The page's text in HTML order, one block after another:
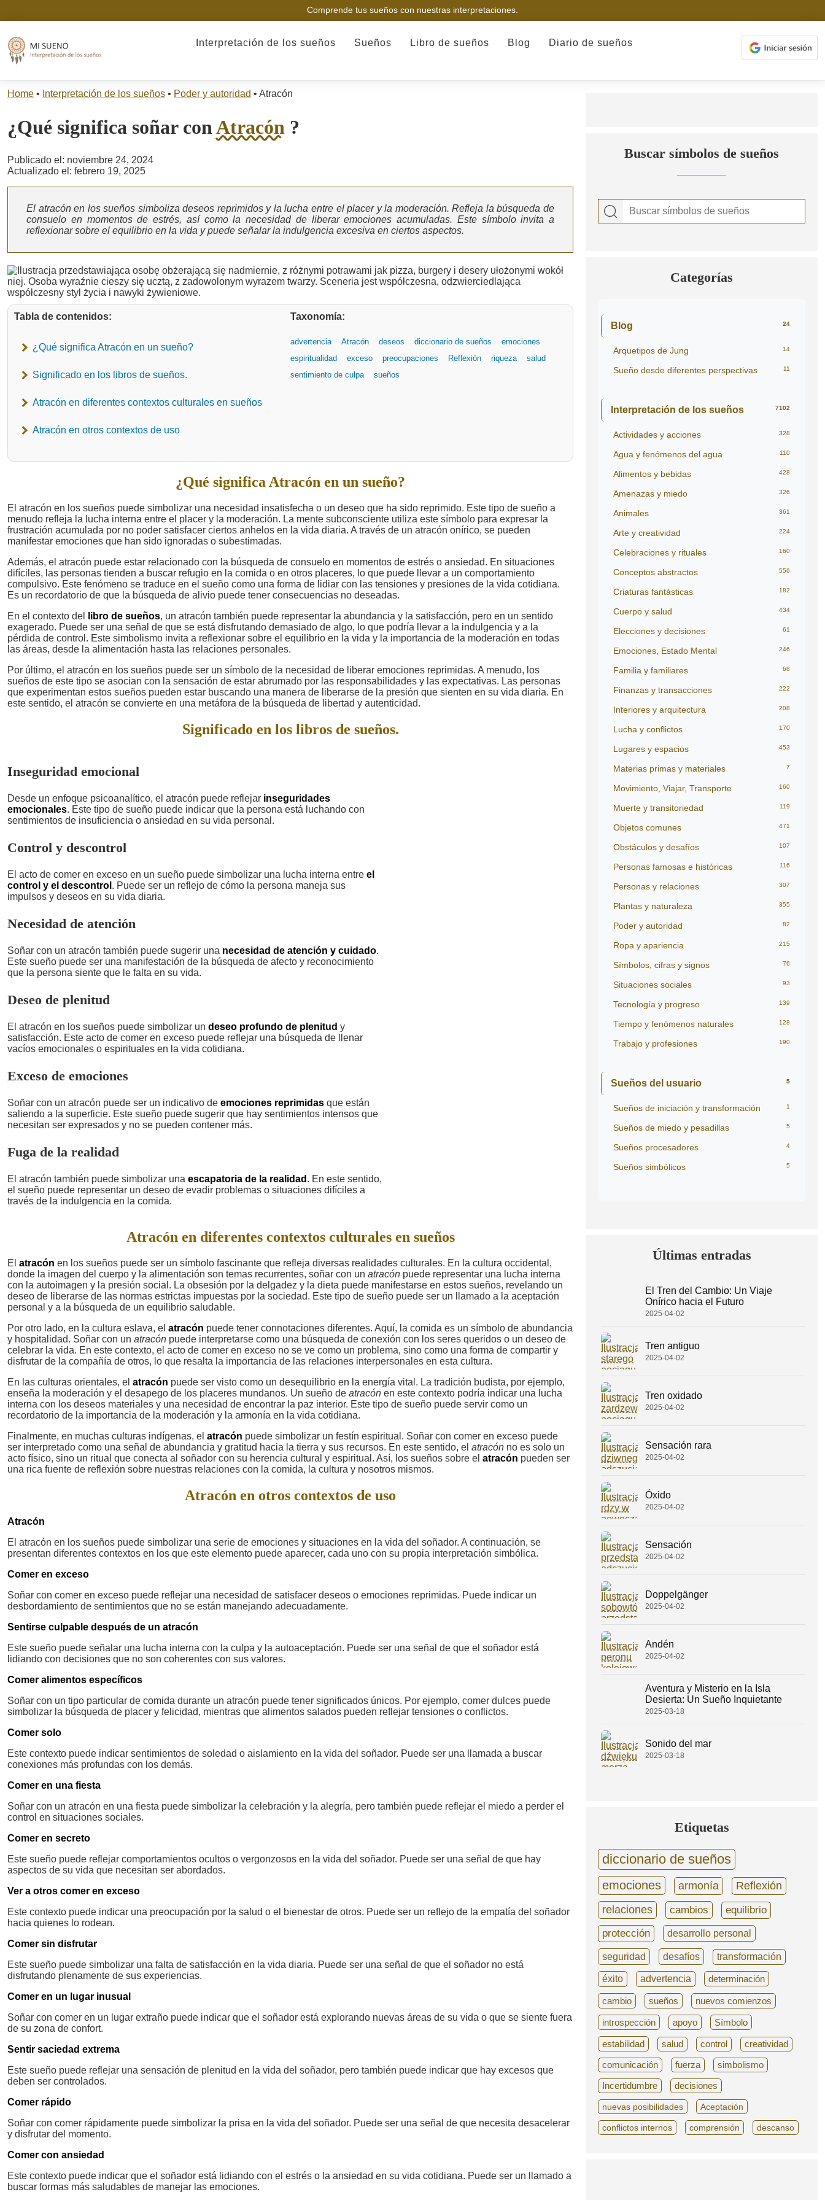
Comprende tus sueños con nuestras interpretaciones.
Interpretación de los sueños Sueños Libro de sueños Blog Diario de sueños
Home • Interpretación de los sueños • Poder y autoridad • Atracón
¿Qué significa soñar conAtracón ?
Publicado el: noviembre 24, 2024
Actualizado el: febrero 19, 2025
El atracón en los sueños simboliza deseos reprimidos y la lucha entre el placer y la moderación. Refleja la búsqueda de
consuelo en momentos de estrés, así como la necesidad de liberar emociones acumuladas. Este símbolo invita a
reflexionar sobre el equilibrio en la vida y puede señalar la indulgencia excesiva en ciertos aspectos.
Tabla de contenidos:
¿Qué significa Atracón en un sueño?
Significado en los libros de sueños.
Atracón en diferentes contextos culturales en sueños
Atracón en otros contextos de uso
Taxonomía:
advertencia Atracón deseos diccionario de sueños
emociones
espiritualidad
exceso preocupaciones Reflexión riqueza
salud
sentimiento de culpa
sueños
¿Qué significa Atracón en un sueño?
El atracón en los sueños puede simbolizar una necesidad insatisfecha o un deseo que ha sido reprimido. Este tipo de sueño a
menudo refleja la lucha interna entre el placer y la moderación. La mente subconsciente utiliza este símbolo para expresar la
frustración acumulada por no poder satisfacer ciertos anhelos en la vida diaria. A través de un atracón onírico, se pueden
manifestar emociones que han sido ignoradas o subestimadas.
Además, el atracón puede estar relacionado con la búsqueda de consuelo en momentos de estrés o ansiedad. En situaciones
difíciles, las personas tienden a buscar refugio en la comida o en otros placeres, lo que puede llevar a un comportamiento
compulsivo. Este fenómeno se traduce en el sueño como una forma de lidiar con las tensiones y presiones de la vida cotidiana.
Es un recordatorio de que la búsqueda de alivio puede tener consecuencias no deseadas.
En el contexto del
libro de sueños, un atracón también puede representar la abundancia y la satisfacción, pero en un sentido
exagerado. Puede ser una señal de que se está disfrutando demasiado de algo, lo que podría llevar a la indulgencia y a la
pérdida de control. Este simbolismo invita a reflexionar sobre el equilibrio en la vida y la importancia de la moderación en todas
las áreas, desde la alimentación hasta las relaciones personales.
Por último, el atracón en los sueños puede ser un símbolo de la necesidad de liberar emociones reprimidas. A menudo, los
sueños de este tipo se asocian con la sensación de estar abrumado por las responsabilidades y las expectativas. Las personas
que experimentan estos sueños pueden estar buscando una manera de liberarse de la presión que sienten en su vida diaria. En
este sentido, el atracón se convierte en una metáfora de la búsqueda de libertad y autenticidad.
Significado en los libros de sueños.
Inseguridad emocional
Desde un enfoque psicoanalítico, el atracón puede reflejar inseguridades
emocionales. Este tipo de sueño puede indicar que la persona está luchando con
sentimientos de insuficiencia o ansiedad en su vida personal.
Control y descontrol
El acto de comer en exceso en un sueño puede simbolizar una lucha interna entre el
control y el descontrol . Puede ser un reflejo de cómo la persona maneja sus
impulsos y deseos en su vida diaria.
Necesidad de atención
Soñar con un atracón también puede sugerir una necesidad de atención y cuidado.
Este sueño puede ser una manifestación de la búsqueda de afecto y reconocimiento
que la persona siente que le falta en su vida.
Deseo de plenitud
El atracón en los sueños puede simbolizar un deseo profundo de plenitud y
satisfacción. Este acto de comer en exceso puede reflejar una búsqueda de llenar
vacíos emocionales o espirituales en la vida cotidiana.
Exceso de emociones
Soñar con un atracón puede ser un indicativo de emociones reprimidas que están
saliendo a la superficie. Este sueño puede sugerir que hay sentimientos intensos que
necesitan ser expresados y no se pueden contener más.
Fuga de la realidad
El atracón también puede simbolizar una escapatoria de la realidad . En este sentido,
el sueño puede representar un deseo de evadir problemas o situaciones difíciles a
través de la indulgencia en la comida.
Atracón en diferentes contextos culturales en sueños
El atracón en los sueños puede ser un símbolo fascinante que refleja diversas realidades culturales. En la cultura occidental,
donde la imagen del cuerpo y la alimentación son temas recurrentes, soñar con un atracón puede representar una lucha interna
con la autoimagen y la presión social. La obsesión por la delgadez y la dieta puede manifestarse en estos sueños, revelando un
deseo de liberarse de las normas estrictas impuestas por la sociedad. Este tipo de sueño puede ser un llamado a la aceptación
personal y a la búsqueda de un equilibrio saludable.
Por otro lado, en la cultura eslava, el atracón puede tener connotaciones diferentes. Aquí, la comida es un símbolo de abundancia
y hospitalidad. Soñar con un atracón puede interpretarse como una búsqueda de conexión con los seres queridos o un deseo de
celebrar la vida. En este contexto, el acto de comer en exceso no se ve como un problema, sino como una forma de compartir y
disfrutar de la compañía de otros, lo que resalta la importancia de las relaciones interpersonales en esta cultura.
En las culturas orientales, el atracón puede ser visto como un desequilibrio en la energía vital. La tradición budista, por ejemplo,
enseña la moderación y el desapego de los placeres mundanos. Un sueño de atracón en este contexto podría indicar una lucha
interna con los deseos materiales y una necesidad de encontrar la paz interior. Este tipo de sueño puede servir como un
recordatorio de la importancia de la moderación y la armonía en la vida cotidiana.
Finalmente, en muchas culturas indígenas, el atracón puede simbolizar un festín espiritual. Soñar con comer en exceso puede
ser interpretado como una señal de abundancia y gratitud hacia la tierra y sus recursos. En este sentido, el atracón no es solo un
acto físico, sino un ritual que conecta al soñador con su herencia cultural y espiritual. Así, los sueños sobre el atracón pueden ser
una rica fuente de reflexión sobre nuestras relaciones con la comida, la cultura y nosotros mismos.
Atracón en otros contextos de uso
Atracón
El atracón en los sueños puede simbolizar una serie de emociones y situaciones en la vida del soñador. A continuación, se
presentan diferentes contextos en los que este elemento puede aparecer, cada uno con su propia interpretación simbólica.
Comer en exceso
Soñar con comer en exceso puede reflejar una necesidad de satisfacer deseos o emociones reprimidas. Puede indicar un
desbordamiento de sentimientos que no se están manejando adecuadamente.
Sentirse culpable después de un atracón
Este sueño puede señalar una lucha interna con la culpa y la autoaceptación. Puede ser una señal de que el soñador está
lidiando con decisiones que no son coherentes con sus valores.
Comer alimentos específicos
Soñar con un tipo particular de comida durante un atracón puede tener significados únicos. Por ejemplo, comer dulces puede
simbolizar la búsqueda de placer y felicidad, mientras que alimentos salados pueden reflejar tensiones o conflictos.
Comer solo
Este contexto puede indicar sentimientos de soledad o aislamiento en la vida del soñador. Puede ser una llamada a buscar
conexiones más profundas con los demás.
Comer en una fiesta
Soñar con un atracón en una fiesta puede simbolizar la celebración y la alegría, pero también puede reflejar el miedo a perder el
control en situaciones sociales.
Comer en secreto
Este sueño puede reflejar comportamientos ocultos o vergonzosos en la vida del soñador. Puede ser una señal de que hay
aspectos de su vida que necesitan ser abordados.
Ver a otros comer en exceso
Este contexto puede indicar una preocupación por la salud o el bienestar de otros. Puede ser un reflejo de la empatía del soñador
hacia quienes lo rodean.
Comer sin disfrutar
Este sueño puede simbolizar una falta de satisfacción en la vida diaria. Puede ser una señal de que el soñador no está
disfrutando plenamente de sus experiencias.
Comer en un lugar inusual
Soñar con comer en un lugar extraño puede indicar que el soñador está explorando nuevas áreas de su vida o que se siente fuera
de su zona de confort.
Sentir saciedad extrema
Este sueño puede reflejar una sensación de plenitud en la vida del soñador, pero también puede indicar que hay excesos que
deben ser controlados.
Comer rápido
Soñar con comer rápidamente puede simbolizar la prisa en la vida del soñador. Puede ser una señal de que necesita desacelerar
y disfrutar del momento.
Comer con ansiedad
Este contexto puede indicar que el soñador está lidiando con el estrés o la ansiedad en su vida cotidiana. Puede ser un llamado a
buscar formas más saludables de manejar las emociones.
Buscar símbolos de sueños
Categorías
Blog 24
Arquetipos de Jung 14
Sueño desde diferentes perspectivas 11
Interpretación de los sueños 7102
Actividades y acciones 328
Agua y fenómenos del agua 110
Alimentos y bebidas 428
Amenazas y miedo 326
Animales 361
Arte y creatividad 224
Celebraciones y rituales 160
Conceptos abstractos 556
Criaturas fantásticas 182
Cuerpo y salud 434
Elecciones y decisiones 61
Emociones, Estado Mental 246
Familia y familiares 68
Finanzas y transacciones 222
Interiores y arquitectura 208
Lucha y conflictos 170
Lugares y espacios 453
Materias primas y materiales 7
Movimiento, Viajar, Transporte 160
Muerte y transitoriedad 119
Objetos comunes 471
Obstáculos y desafíos 107
Personas famosas e históricas 116
Personas y relaciones 307
Plantas y naturaleza 355
Poder y autoridad 82
Ropa y apariencia 215
Símbolos, cifras y signos 76
Situaciones sociales 93
Tecnología y progreso 139
Tiempo y fenómenos naturales 128
Trabajo y profesiones 190
Sueños del usuario 5
Sueños de iniciación y transformación 1
Sueños de miedo y pesadillas 5
Sueños procesadores 4
Sueños simbólicos 5
Últimas entradas
El Tren del Cambio: Un Viaje
Onírico hacia el Futuro
2025-04-02
Tren antiguo
2025-04-02
Tren oxidado
2025-04-02
Sensación rara
2025-04-02
Óxido
2025-04-02
Sensación
2025-04-02
Doppelgänger
2025-04-02
Andén
2025-04-02
Aventura y Misterio en la Isla
Desierta: Un Sueño Inquietante
2025-03-18
Sonido del mar
2025-03-18
Etiquetas
diccionario de sueños
emociones armonía
Reflexión
relaciones
cambios
equilibrio
protección
desarrollo personal
seguridad desafíos transformación
éxito advertencia determinación
cambio sueños nuevos comienzos
introspección apoyo Símbolo
estabilidad salud control creatividad
comunicación fuerza simbolismo
Incertidumbre decisiones
nuevas posibilidades Aceptación
conflictos internos comprensión descanso